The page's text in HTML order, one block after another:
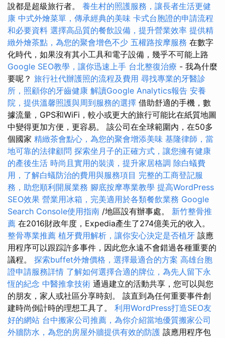
說都是超級旅行者。 養生村的照護服務，讓長者生活更健
康 中式外燴菜單，傳承經典的美味 卡式台胞證的申請流程
和必要資料 選擇高品質的餐飲設備，提升營業效率 提供精
緻外燴茶點，為您的聚會增色不少 五權路按摩服務 在數字
化時代，如果沒有其小工具和電子設備，幾乎不可能上路
Google SEO教學，讓你迅速上手 台北整復治療 - 我為什麼
要呢？ 旅行社代辦護照的流程及費用 尋找專業的牙醫診
所，照顧你的牙齒健康 解讀Google Analytics報告 安養
院，提供溫馨照護與周到服務的選擇 借助舒適的手機，數
據流量，GPS和WiFi，較小或更大的旅行可能比在紙質地圖
中變得更加方便，更容易。 該公司在全球範圍內，在50多
個國家 精緻茶會點心，為您的聚會增添美味 基隆律師，當
地可靠的法律顧問 探索坐月子的正確方式，讓您擁有健康
的產後生活 時尚且實用的裝潢，提升家居格調 除白蟻費
用，了解白蟻防治的費用與服務項目 完整的工商登記服
務，助您順利開展業務 腳底按摩專業教學 提高WordPress
SEO效果 營業用冰箱，完美適用於各類餐飲業務 Google
Search Console使用指南 /地區設有辦事處。 新竹整骨推
薦 在2016財政年度，Expedia產生了274億美元的收入。
整骨專業推薦 植牙費用解析，讓你安心決定是否植牙 該應
用程序可以跟踪許多事件，因此您永遠不會錯過各種重要的
議程。 探索buffet外燴價格，選擇最適合的方案 高雄台胞
證申請服務詳情 了解如何選擇合適的牌位，為先人留下永
恆的紀念 中醫推拿技術 通過建立的活動共享，您可以與您
的朋友，家人或社區分享時刻。 該直到為任何重要事件創
建時尚倒計時的理想工具了。 利用WordPress打造SEO友
好的網站 台中搬家公司推薦，為你介紹當地優質搬家公司
外牆防水，為您的房屋外牆提供有效的防護 該應用程序包